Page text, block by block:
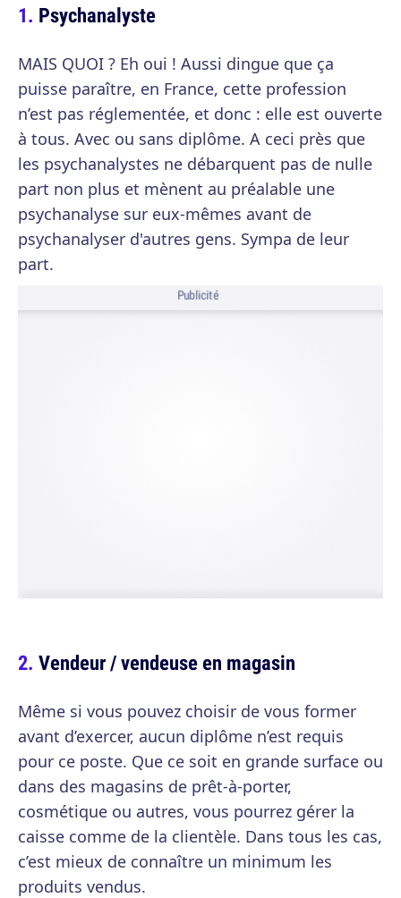
Psychanalyste
MAIS QUOI ? Eh oui ! Aussi dingue que ça
puisse paraître, en France, cette profession
n’est pas réglementée, et donc : elle est ouverte
à tous. Avec ou sans diplôme. A ceci près que
les psychanalystes ne débarquent pas de nulle
part non plus et mènent au préalable une
psychanalyse sur eux-mêmes avant de
psychanalyser d'autres gens. Sympa de leur
part.
Publicité
Vendeur / vendeuse en magasin
Même si vous pouvez choisir de vous former
avant d’exercer, aucun diplôme n’est requis
pour ce poste. Que ce soit en grande surface ou
dans des magasins de prêt-à-porter,
cosmétique ou autres, vous pourrez gérer la
caisse comme de la clientèle. Dans tous les cas,
c’est mieux de connaître un minimum les
produits vendus.